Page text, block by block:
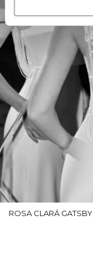
ROSA CLARÁ GATSBY